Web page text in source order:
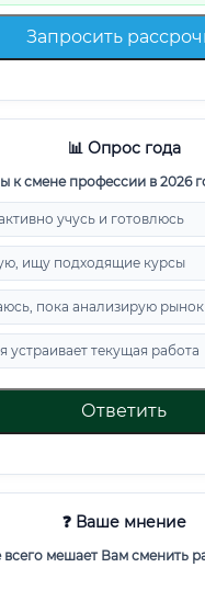
Запросить
📊 Опрос года
к смене профессии в 2026
учусь и готовлюсь
ищу подходящие курсы
пока анализирую рынок
устраивает текущая работа
Ответить
❓ Ваше мнение
мешает Вам сменить